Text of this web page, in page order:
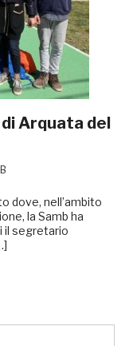
Arquata del
dove, nell’ambito
la Samb ha
il segretario